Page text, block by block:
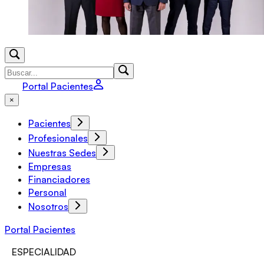
Portal Pacientes
×
Pacientes
Profesionales
Nuestras Sedes
Empresas
Financiadores
Personal
Nosotros
Portal Pacientes
ESPECIALIDAD